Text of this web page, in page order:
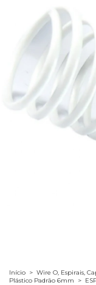
Início > Wire O, Espirais,
Plástico Padrão 6mm
>